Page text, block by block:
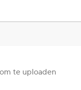
te uploaden